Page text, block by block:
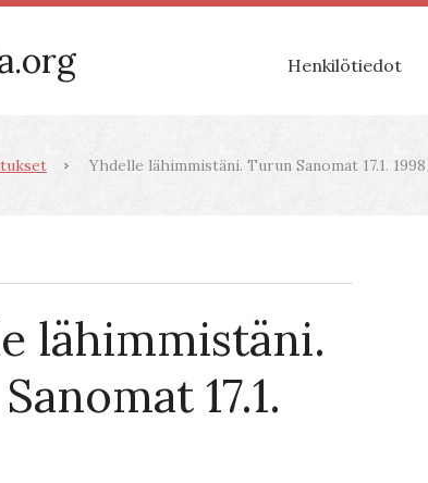
Henkilötiedot
Yhdelle lähimmistäni. Turun Sanomat 17.1. 1998
lähimmistäni.
17.1.